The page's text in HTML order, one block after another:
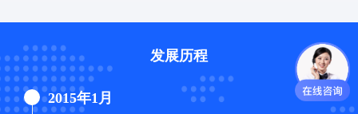
发展历程
2015年1月